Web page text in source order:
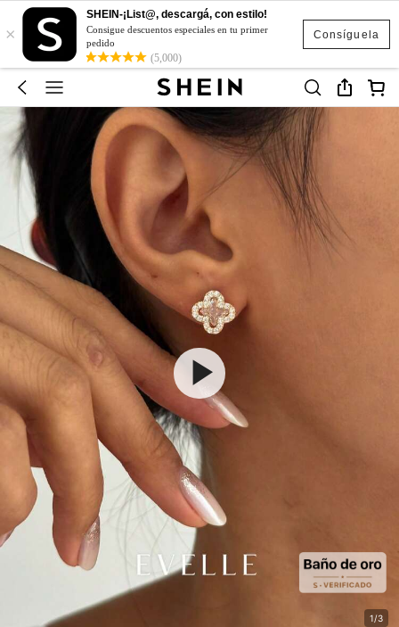
Consíguela
×
SHEIN-¡List@, descargá, con estilo!
Consigue descuentos especiales en tu primer
pedido
(5,000)
1/3